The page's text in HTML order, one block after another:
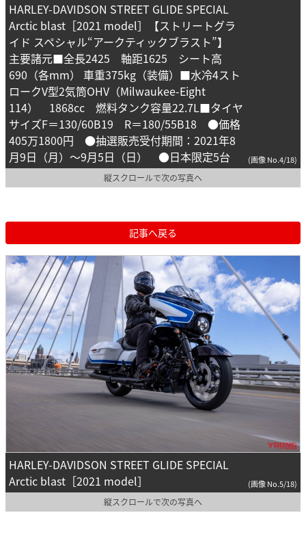
HARLEY-DAVIDSON STREET GLIDE SPECIAL
Arctic blast［2021 model］【ストリートグラ
イド スペシャル“アークティックブラスト”】
主要諸元■全長2425 軸距1625 シート高
690（各mm） 車重375kg（装備）■水冷4スト
ロークV型2気筒OHV（Milwaukee-Eight
114） 1868cc 燃料タンク容量22.7L■タイヤ
サイズF＝130/60B19 R＝180/55B18 ●価格
405万1800円 ●抽選販売受付期間：2021年8
月9日（月）～9月5日（日） ●日本限定5台
(画像 No.4/18)
縦スクロールで次の写真へ
記事へ戻る
HARLEY-DAVIDSON STREET GLIDE SPECIAL
Arctic blast［2021 model］
(画像 No.5/18)
縦スクロールで次の写真へ